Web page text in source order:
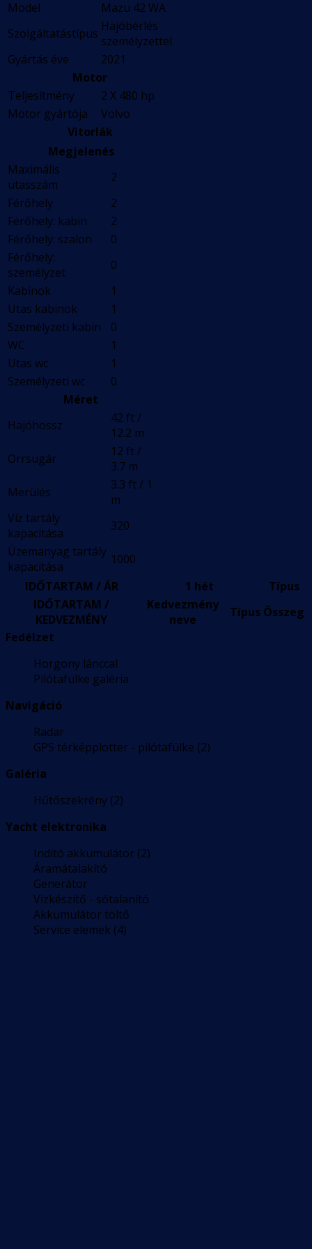
Model
Mazu 42 WA
Szolgáltatástípus Hajóbérlés
személyzettel
Gyártás éve
2021
Motor
Teljesítmény
2 X 480 hp
Motor gyártója
Volvo
Vitorlák
Megjelenés
Maximális
utasszám
2
Férőhely
2
Férőhely: kabin
2
Férőhely: szalon
0
Férőhely:
személyzet
0
Kabinok
1
Utas kabinok
1
Személyzeti kabin
0
WC
1
Utas wc
1
Személyzeti wc
0
Méret
Hajóhossz
42 ft /
12.2 m
Orrsugár
12 ft /
3.7 m
Merülés
3.3 ft / 1
m
Víz tartály
kapacitása
320
Üzemanyag tartály
kapacitása
1000
IDŐTARTAM / ÁR
1 hét
Típus
IDŐTARTAM /
KEDVEZMÉNY
Kedvezmény
neve
Típus Összeg
Fedélzet
Horgony lánccal
Pilótafülke galéria
Navigáció
Radar
GPS térképplotter - pilótafülke (2)
Galéria
Hűtőszekrény (2)
Yacht elektronika
Indító akkumulátor (2)
Áramátalakító
Generátor
Vízkészítő - sótalanító
Akkumulátor töltő
Service elemek (4)